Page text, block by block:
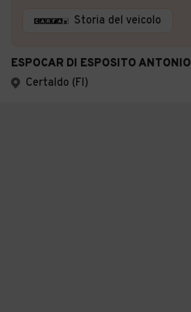
Storia del veicolo
ESPOCAR DI ESPOSITO ANTONIO
Certaldo (FI)